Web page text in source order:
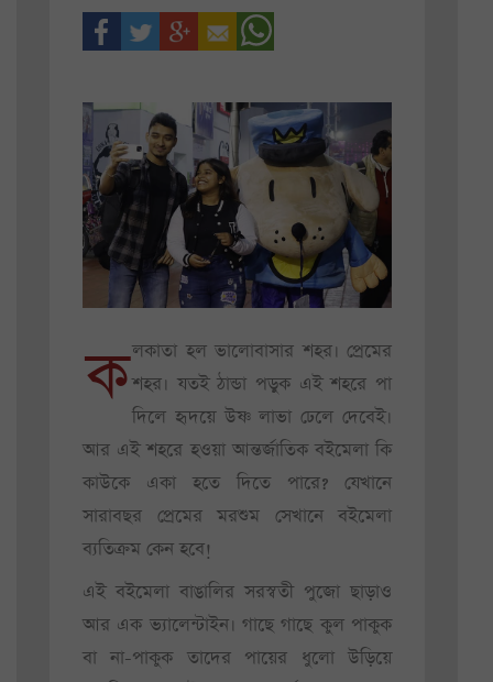
কলকাতা হল ভালোবাসার শহর। প্রেমের
শহর। যতই ঠান্ডা পড়ুক এই শহরে পা
দিলে হৃদয়ে উষ্ণ লাভা ঢেলে দেবেই।
আর এই শহরে হওয়া আন্তর্জাতিক বইমেলা কি
কাউকে একা হতে দিতে পারে? যেখানে
সারাবছর প্রেমের মরশুম সেখানে বইমেলা
ব্যতিক্রম কেন হবে!
এই বইমেলা বাঙালির সরস্বতী পুজো ছাড়াও
আর এক ভ্যালেন্টাইন। গাছে গাছে কুল পাকুক
বা না-পাকুক তাদের পায়ের ধুলো উড়িয়ে